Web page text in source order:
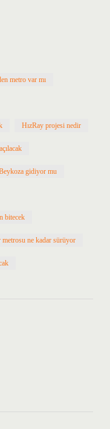
metro var mı
HızRay projesi nedir
gidiyor mu
bitecek
metrosu ne kadar sürüyor